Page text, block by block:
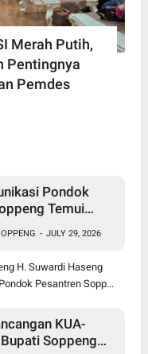
Merah Putih,
Pentingnya
Pemdes
Pondok
Temui
- JULY 29, 2026
H. Suwardi Haseng
Pesantren Sopp...
KUA-
Soppeng